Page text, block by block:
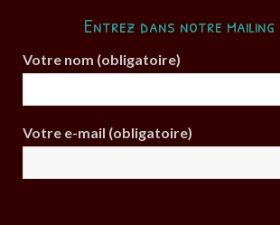
Entrez dans notre
Votre nom (obligatoire)
Votre e-mail (obligatoire)